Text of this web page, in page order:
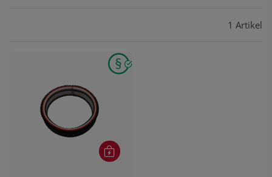
1 Artikel